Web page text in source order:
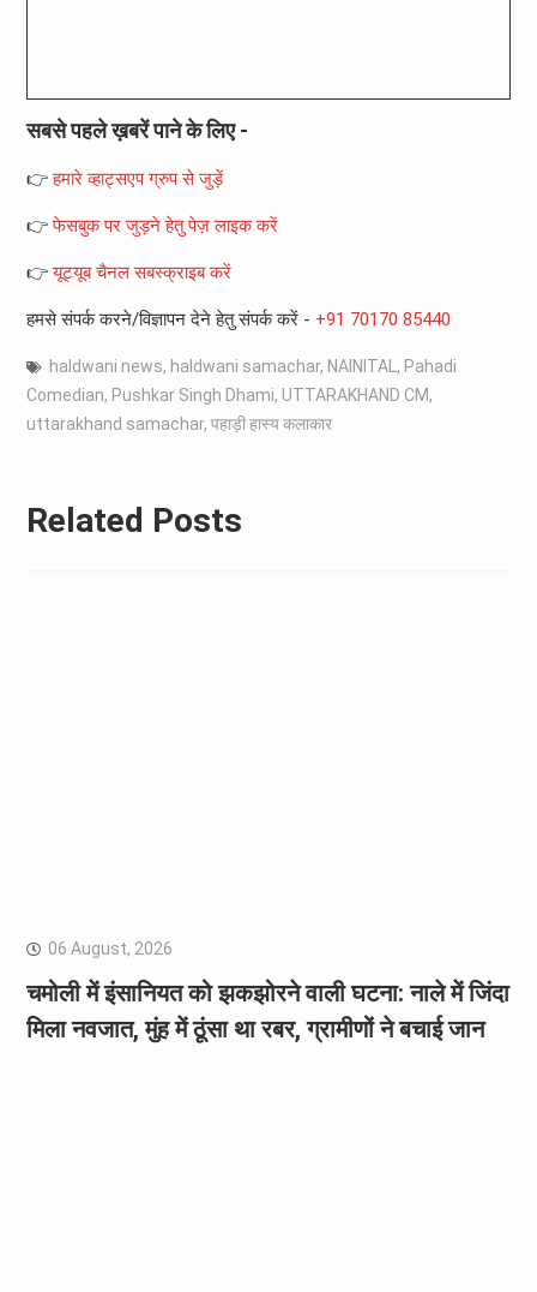
सबसे पहले ख़बरें पाने के लिए -
👉हमारे व्हाट्सएप ग्रुप से जुड़ें
👉फेसबुक पर जुड़ने हेतु पेज़ लाइक करें
👉यूट्यूब चैनल सबस्क्राइब करें
हमसे संपर्क करने/विज्ञापन देने हेतु संपर्क करें - +91 70170 85440
haldwani news, haldwani samachar, NAINITAL, Pahadi
Comedian, Pushkar Singh Dhami, UTTARAKHAND CM,
uttarakhand samachar, पहाड़ी हास्य कलाकार
Related Posts
06 August, 2026
चमोली में इंसानियत को झकझोरने वाली घटना: नाले में जिंदा
मिला नवजात, मुंह में ठूंसा था रबर, ग्रामीणों ने बचाई जान